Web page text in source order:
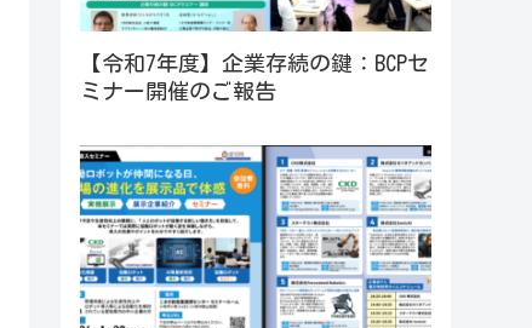
【令和7年度】企業存続の鍵：BCPセ
ミナー開催のご報告